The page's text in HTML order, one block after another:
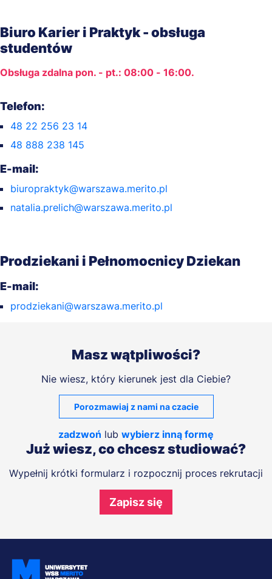
Biuro Karier i Praktyk - obsługa
studentów
Obsługa zdalna pon. - pt.: 08:00 - 16:00.
Telefon:
48 22 256 23 14
48 888 238 145
E-mail:
biuropraktyk@warszawa.merito.pl
natalia.prelich@warszawa.merito.pl
Prodziekani i Pełnomocnicy Dziekan
E-mail:
prodziekani@warszawa.merito.pl
Masz wątpliwości?
Nie wiesz, który kierunek jest dla Ciebie?
Porozmawiaj z nami na czacie
zadzwoń lub wybierz inną formę
Już wiesz, co chcesz studiować?
Wypełnij krótki formularz i rozpocznij proces rekrutacji
Zapisz się